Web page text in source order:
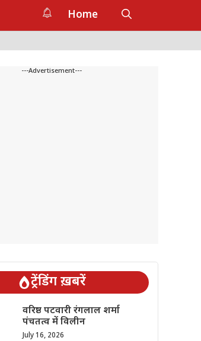
Home
---Advertisement---
ट्रेंडिंग ख़बरें
वरिष्ठ पटवारी रंगलाल शर्मा
पंचतत्व में विलीन
July 16, 2026